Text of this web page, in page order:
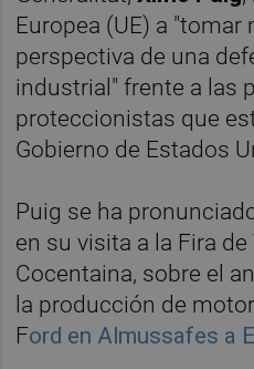
Europea (UE) a "tomar
perspectiva de una
industrial" frente a las
proteccionistas que
Gobierno de Estados
Puig se ha
en su visita a la Fira
Cocentaina, sobre el
la producción de
Ford en Almussafes a